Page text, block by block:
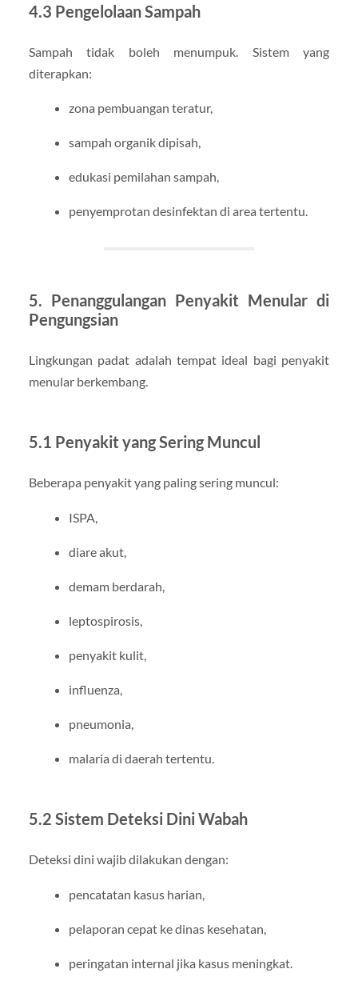
4.3 Pengelolaan Sampah
Sampah tidak boleh menumpuk. Sistem yang
diterapkan:
zona pembuangan teratur,
sampah organik dipisah,
edukasi pemilahan sampah,
penyemprotan desinfektan di area tertentu.
5. Penanggulangan Penyakit Menular di
Pengungsian
Lingkungan padat adalah tempat ideal bagi penyakit
menular berkembang.
5.1 Penyakit yang Sering Muncul
Beberapa penyakit yang paling sering muncul:
ISPA,
diare akut,
demam berdarah,
leptospirosis,
penyakit kulit,
influenza,
pneumonia,
malaria di daerah tertentu.
5.2 Sistem Deteksi Dini Wabah
Deteksi dini wajib dilakukan dengan:
pencatatan kasus harian,
pelaporan cepat ke dinas kesehatan,
peringatan internal jika kasus meningkat.